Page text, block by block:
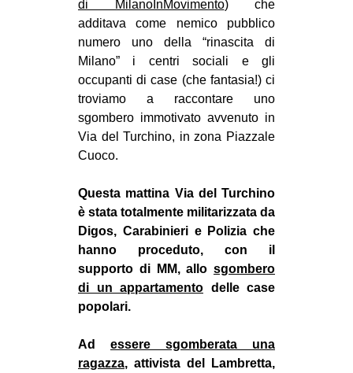
GENERI
MIGRAZIONI
PRECARIATO
REPRESSIONE
STUDENTI
ARTE
CINEMA
MUSICA
RECENSIONI
AFRICA
di MilanoInMovimento) che
additava come nemico pubblico
numero uno della “rinascita di
Milano” i centri sociali e gli
occupanti di case (che fantasia!) ci
troviamo a raccontare uno
sgombero immotivato avvenuto in
Via del Turchino, in zona Piazzale
Cuoco.
Questa mattina Via del Turchino
è stata totalmente militarizzata da
Digos, Carabinieri e Polizia che
hanno proceduto, con il
supporto di MM, allo sgombero
di un appartamento delle case
popolari.
Ad essere sgomberata una
ragazza, attivista del Lambretta,